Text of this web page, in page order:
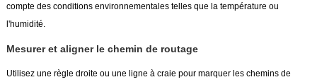
compte des conditions environnementales telles que la température ou
l'humidité.
Mesurer et aligner le chemin de routage
Utilisez une règle droite ou une ligne à craie pour marquer les chemins de